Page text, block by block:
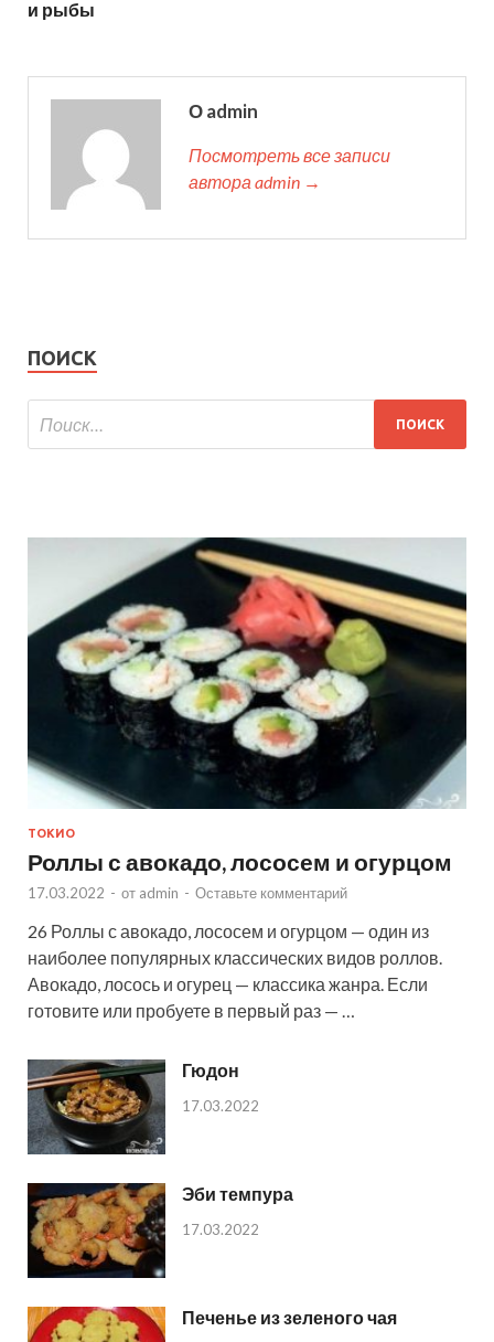
и рыбы
О admin
Посмотреть все записи
автора admin →
ПОИСК
ТОКИО
Роллы с авокадо, лососем и огурцом
17.03.2022 - от admin - Оставьте комментарий
26 Роллы с авокадо, лососем и огурцом — один из
наиболее популярных классических видов роллов.
Авокадо, лосось и огурец — классика жанра. Если
готовите или пробуете в первый раз — …
Гюдон
17.03.2022
Эби темпура
17.03.2022
Печенье из зеленого чая